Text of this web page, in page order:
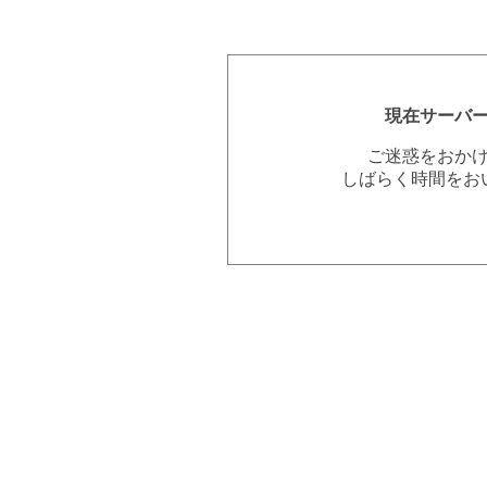
現在サーバ
ご迷惑をおか
しばらく時間を